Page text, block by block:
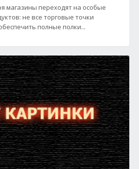
магазины переходят на особые
не все торговые точки
полные полки...